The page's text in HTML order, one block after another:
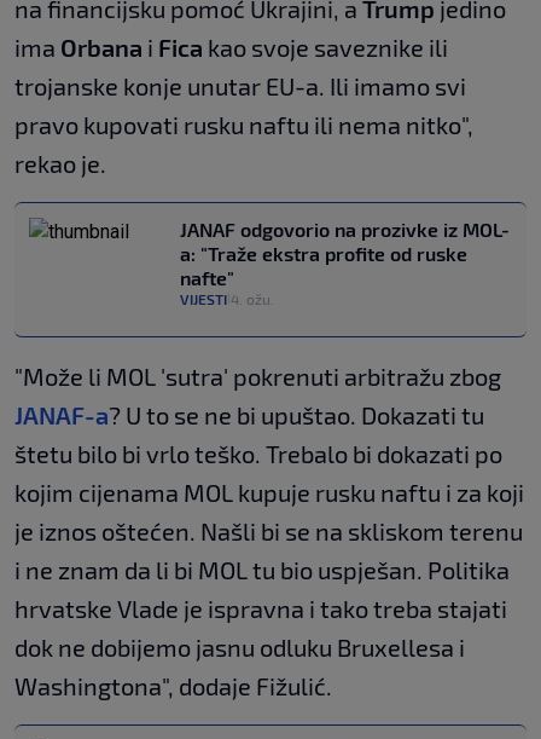
na financijsku pomoć Ukrajini, a Trump jedino
ima Orbana i Fica kao svoje saveznike ili
trojanske konje unutar EU-a. Ili imamo svi
pravo kupovati rusku naftu ili nema nitko",
rekao je.
JANAF odgovorio na prozivke iz MOL-
a: "Traže ekstra profite od ruske
nafte"
VIJESTI 4. ožu.
"Može li MOL 'sutra' pokrenuti arbitražu zbog
JANAF-a? U to se ne bi upuštao. Dokazati tu
štetu bilo bi vrlo teško. Trebalo bi dokazati po
kojim cijenama MOL kupuje rusku naftu i za koji
je iznos oštećen. Našli bi se na skliskom terenu
i ne znam da li bi MOL tu bio uspješan. Politika
hrvatske Vlade je ispravna i tako treba stajati
dok ne dobijemo jasnu odluku Bruxellesa i
Washingtona", dodaje Fižulić.